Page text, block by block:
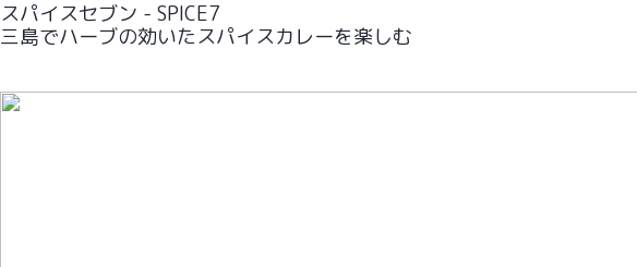
スパイスセブン - SPICE7
三島でハーブの効いたスパイスカレーを楽しむ